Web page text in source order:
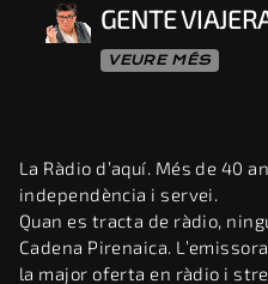
GENTE
VEURE MÉS
La Ràdio d’aquí. Més de 40
independència i servei.
Quan es tracta de ràdio,
Cadena Pirenaica.
la major oferta en ràdio i